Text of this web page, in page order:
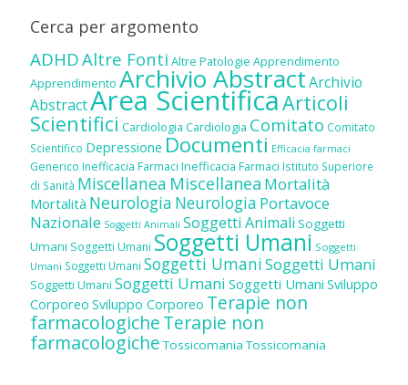
Cerca per argomento
ADHDAltre Fonti Altre Patologie Apprendimento
Apprendimento Archivio AbstractArchivio
AbstractArea ScientificaArticoli
Scientifici Cardiologia Cardiologia Comitato Comitato
Scientifico Depressione Documenti Efficacia farmaci
Generico Inefficacia Farmaci Inefficacia Farmaci Istituto Superiore
di Sanità Miscellanea Miscellanea Mortalità
Mortalità Neurologia Neurologia Portavoce
Nazionale Soggetti Animali Soggetti Animali Soggetti
Umani Soggetti Umani Soggetti Umani Soggetti
Umani Soggetti Umani Soggetti UmaniSoggetti Umani
Soggetti Umani Soggetti Umani Soggetti Umani Sviluppo
Corporeo Sviluppo Corporeo Terapie non
farmacologicheTerapie non
farmacologiche Tossicomania Tossicomania